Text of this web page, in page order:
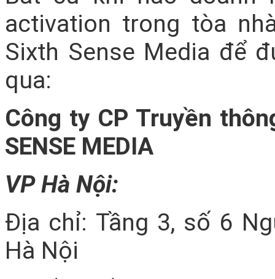
activation trong tòa
Sixth Sense Media để
qua:
Công ty CP Truyền
SENSE MEDIA
VP Hà Nội:
Địa chỉ: Tầng 3, số 6
Hà Nội